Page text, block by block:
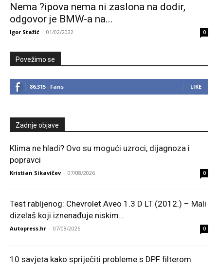
Nema ?ipova nema ni zaslona na dodir,
odgovor je BMW-a na...
Igor Stažić - 01/02/2022 0
Povežimo se
86,315 Fans LIKE
Zadnje objave
Klima ne hladi? Ovo su mogući uzroci, dijagnoza i
popravci
Kristian Sikavičev - 07/08/2026 0
Test rabljenog: Chevrolet Aveo 1.3 D LT (2012.) – Mali
dizelaš koji iznenađuje niskim...
Autopress.hr - 07/08/2026 0
10 savjeta kako spriječiti probleme s DPF filterom